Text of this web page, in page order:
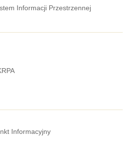
Informacji Przestrzennej
Informacyjny